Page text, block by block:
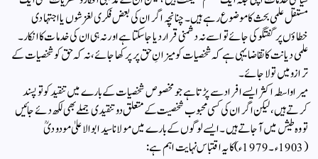
مستقل علمی بحث کا موضوع رہے ہیں۔ چنانچہ اگر ان کی بعض فکری لغزشوں یا اجتہادی
خطاؤں پر گفتگو کی جائے تو اسے نہ دشمنی قرار دیا جا سکتا ہے اور نہ ہی ان کی خدمات کا انکار۔
علمی دیانت کا تقاضا یہی ہے کہ شخصیات کو میزانِ حق پر پرکھا جائے، نہ کہ حق کو شخصیات کے
ترازو میں تولا جائے۔
میرا واسطہ اکثر ایسے افراد سے پڑتا ہے جو مخصوص شخصیات کے بارے میں تنقید کو تو پسند
کرتے ہیں، لیکن اگر ان کی کسی محبوب شخصیت کے متعلق دو تنقیدی جملے بھی لکھ دئے جائیں
تو وہ طیش میں آ جاتے ہیں۔ ایسے لوگوں کے بارے میں مولانا سید ابوالاعلیٰ مودودیؒ
(1903ء۔1979ء) کا یہ اقتباس نہایت اہم ہے: